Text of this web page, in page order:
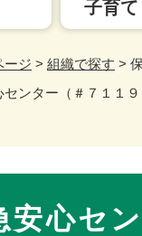
子育
ージ > 組織で探す >
センター（＃７１１
安心セ